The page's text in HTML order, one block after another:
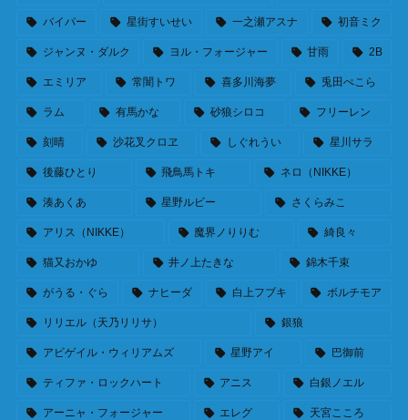
バイパー 星街すいせい 一之瀬アスナ 初音ミク
ジャンヌ・ダルク ヨル・フォージャー 甘雨 2B
エミリア 常闇トワ 喜多川海夢 兎田ぺこら
ラム 有馬かな 砂狼シロコ フリーレン
刻晴 沙花叉クロヱ しぐれうい 星川サラ
後藤ひとり 飛鳥馬トキ ネロ（NIKKE）
湊あくあ 星野ルビー さくらみこ
アリス（NIKKE） 魔界ノりりむ 綺良々
猫又おかゆ 井ノ上たきな 錦木千束
がうる・ぐら ナヒーダ 白上フブキ ボルチモア
リリエル（天乃リリサ） 銀狼
アビゲイル・ウィリアムズ 星野アイ 巴御前
ティファ・ロックハート アニス 白銀ノエル
アーニャ・フォージャー エレグ 天宮こころ